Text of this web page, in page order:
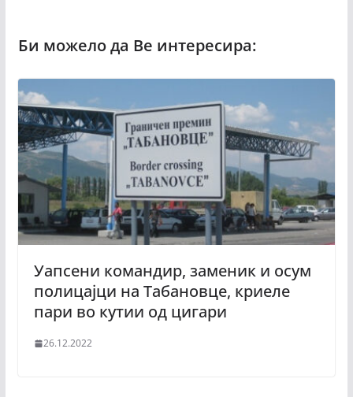
Уапсени командир, заменик и осум
полицајци на Табановце, криеле
пари во кутии од цигари
26.12.2022